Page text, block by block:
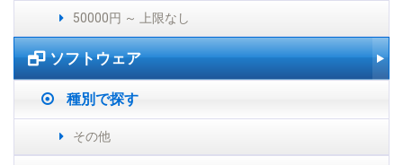
50000円 ～ 上限なし
ソフトウェア
種別で探す
その他